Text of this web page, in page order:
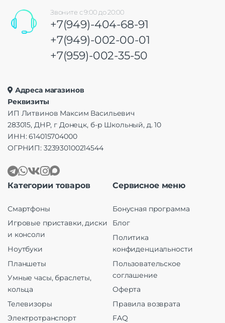
Звоните с 9:00 до 20:00
+7(949)-404-68-91
+7(949)-002-00-01
+7(959)-002-35-50
Адреса магазинов
Реквизиты
ИП Литвинов Максим Васильевич
283015, ДНР, г Донецк, б-р Школьный, д. 10
ИНН: 614015704000
ОГРНИП: 323930100214544
Категории товаров
Смартфоны
Игровые приставки, диски
и консоли
Ноутбуки
Планшеты
Умные часы, браслеты,
кольца
Телевизоры
Электротранспорт
Сервисное меню
Бонусная программа
Блог
Политика
конфиденциальности
Пользовательское
соглашение
Оферта
Правила возврата
FAQ